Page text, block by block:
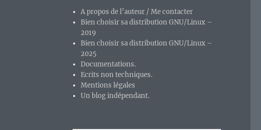
A propos de l’auteur / Me contacter
Bien choisir sa distribution GNU/Linux –
2019
Bien choisir sa distribution GNU/Linux –
2025
Documentations.
Ecrits non techniques.
Mentions légales
Un blog indépendant.